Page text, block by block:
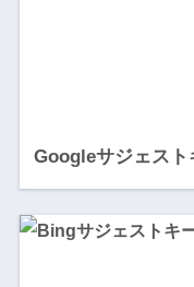
Googleサジェス